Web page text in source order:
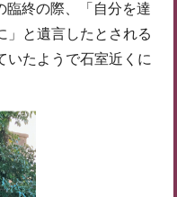
臨終の際、「自分を達
」と遺言したとされる
いたようで石室近くに